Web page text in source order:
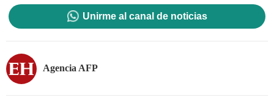
Unirme al canal de noticias
Agencia AFP